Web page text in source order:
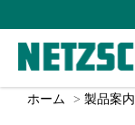
ホーム 製品案内